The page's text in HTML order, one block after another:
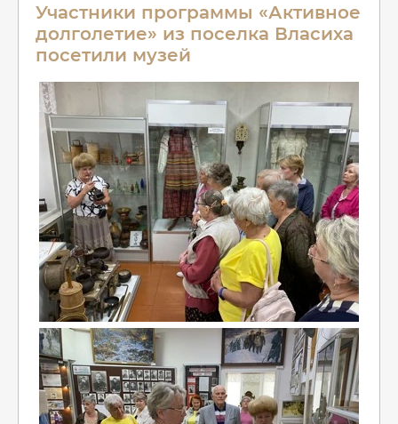
Участники программы «Активное
долголетие» из поселка Власиха
посетили музей